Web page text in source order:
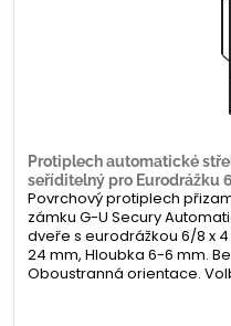
Protiplech automatické
seříditelný pro Eurodrážku
Povrchový protiplech
zámku G-U Secury
dveře s eurodrážkou 6/8 x
24 mm, Hloubka 6-6 mm.
Oboustranná orientace.